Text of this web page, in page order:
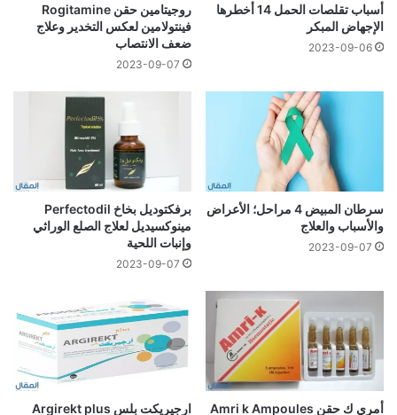
أسباب تقلصات الحمل 14 أخطرها
الإجهاض المبكر
2023-09-06
روجيتامين حقن Rogitamine
فينتولامين لعكس التخدير وعلاج
ضعف الانتصاب
2023-09-07
سرطان المبيض 4 مراحل؛ الأعراض
والأسباب والعلاج
2023-09-07
برفكتوديل بخاخ Perfectodil
مينوكسيديل لعلاج الصلع الوراثي
وإنبات اللحية
2023-09-07
أمري ك حقن Amri k Ampoules
ارجيريكت بلس Argirekt plus